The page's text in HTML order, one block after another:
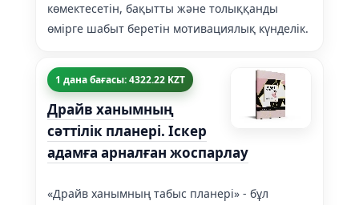
көмектесетін, бақытты және толыққанды
өмірге шабыт беретін мотивациялық күнделік.
1 дана бағасы: 4322.22 KZT
Драйв ханымның
сәттілік планері. Іскер
адамға арналған жоспарлау
«Драйв ханымның табыс планері» - бұл